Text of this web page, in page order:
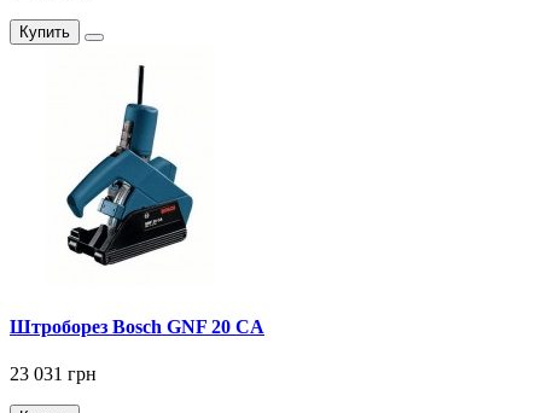
Купить
Штроборез Bosch GNF 20 CA
23 031 грн